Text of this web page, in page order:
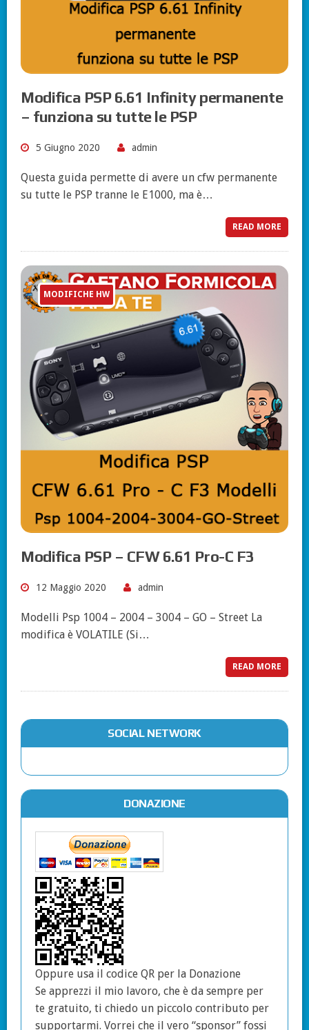
Modifica PSP 6.61 Infinity permanente
– funziona su tutte le PSP
5 Giugno 2020 admin
Questa guida permette di avere un cfw permanente
su tutte le PSP tranne le E1000, ma è…
READ MORE
MODIFICHE HW
Modifica PSP – CFW 6.61 Pro-C F3
12 Maggio 2020 admin
Modelli Psp 1004 – 2004 – 3004 – GO – Street La
modifica è VOLATILE (Si…
READ MORE
SOCIAL NETWORK
DONAZIONE
Oppure usa il codice QR per la Donazione
Se apprezzi il mio lavoro, che è da sempre per
te gratuito, ti chiedo un piccolo contributo per
supportarmi. Vorrei che il vero “sponsor” fossi